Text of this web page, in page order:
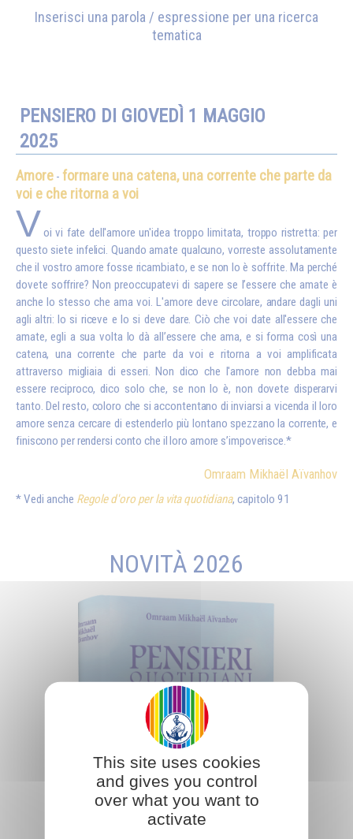
Inserisci una parola / espressione per una ricerca
tematica
PENSIERO DI GIOVEDÌ 1 MAGGIO
2025
Amore - formare una catena, una corrente che parte da
voi e che ritorna a voi
Voi vi fate dell'amore un'idea troppo limitata, troppo ristretta: per
questo siete infelici. Quando amate qualcuno, vorreste assolutamente
che il vostro amore fosse ricambiato, e se non lo è soffrite. Ma perché
dovete soffrire? Non preoccupatevi di sapere se l’essere che amate è
anche lo stesso che ama voi. L'amore deve circolare, andare dagli uni
agli altri: lo si riceve e lo si deve dare. Ciò che voi date all'essere che
amate, egli a sua volta lo dà all’essere che ama, e si forma così una
catena, una corrente che parte da voi e ritorna a voi amplificata
attraverso migliaia di esseri. Non dico che l'amore non debba mai
essere reciproco, dico solo che, se non lo è, non dovete disperarvi
tanto. Del resto, coloro che si accontentano di inviarsi a vicenda il loro
amore senza cercare di estenderlo più lontano spezzano la corrente, e
finiscono per rendersi conto che il loro amore s’impoverisce.*
Omraam Mikhaël Aïvanhov
Vedi anche Regole d'oro per la vita quotidiana, capitolo 91
NOVITÀ 2026
This site uses cookies
and gives you control
over what you want to
activate